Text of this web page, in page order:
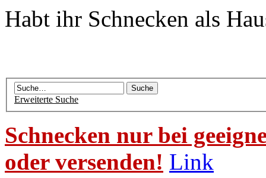
Habt ihr Schnecken als
Erweiterte Suche
Schnecken nur bei
oder versenden! Link